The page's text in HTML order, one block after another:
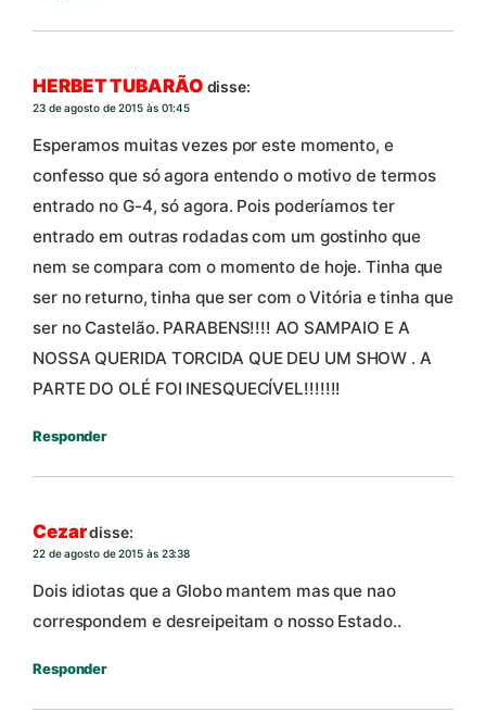
HERBET TUBARÃO disse:
23 de agosto de 2015 às 01:45
Esperamos muitas vezes por este momento, e
confesso que só agora entendo o motivo de termos
entrado no G-4, só agora. Pois poderíamos ter
entrado em outras rodadas com um gostinho que
nem se compara com o momento de hoje. Tinha que
ser no returno, tinha que ser com o Vitória e tinha que
ser no Castelão. PARABENS!!!! AO SAMPAIO E A
NOSSA QUERIDA TORCIDA QUE DEU UM SHOW . A
PARTE DO OLÉ FOI INESQUECÍVEL!!!!!!!
Responder
Cezardisse:
22 de agosto de 2015 às 23:38
Dois idiotas que a Globo mantem mas que nao
correspondem e desreipeitam o nosso Estado..
Responder